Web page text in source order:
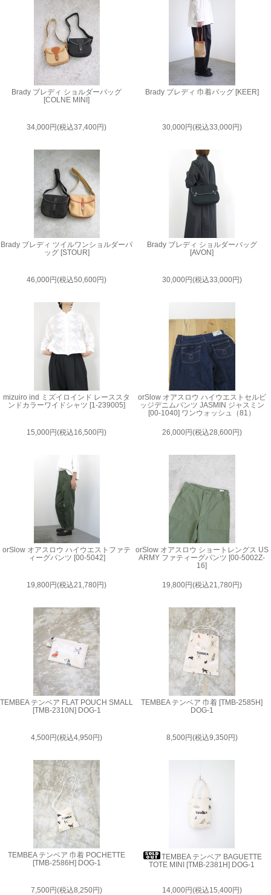
Brady ブレディ ショルダーバッグ
[COLNE MINI]
34,000円(税込37,400円)
Brady ブレディ 巾着バッグ [KEER]
30,000円(税込33,000円)
Brady ブレディ ツイルワンショルダーバ
ッグ [STOUR]
46,000円(税込50,600円)
Brady ブレディ ショルダーバッグ
[AVON]
30,000円(税込33,000円)
mizuiro ind ミズイロインド レーススタ
ンドカラーワイドシャツ [1-239005]
15,000円(税込16,500円)
orSlow オアスロウ ハイウエストセルビ
ッジデニムパンツ JASMIN ジャスミン
[00-1040] ワンウォッシュ（81）
26,000円(税込28,600円)
orSlow オアスロウ ハイウエストファテ
ィーグパンツ [00-5042]
19,800円(税込21,780円)
orSlow オアスロウ ショートレングス US
ARMY ファティーグパンツ [00-5002Z-
16]
19,800円(税込21,780円)
TEMBEA テンベア FLAT POUCH SMALL
[TMB-2310N] DOG-1
4,500円(税込4,950円)
TEMBEA テンベア 巾着 [TMB-2585H]
DOG-1
8,500円(税込9,350円)
TEMBEA テンベア 巾着 POCHETTE
[TMB-2586H] DOG-1
7,500円(税込8,250円)
TEMBEA テンベア BAGUETTE
TOTE MINI [TMB-2381H] DOG-1
14,000円(税込15,400円)